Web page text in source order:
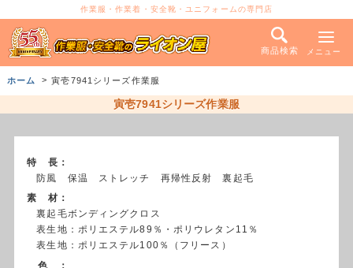
作業服・作業着・安全靴・ユニフォームの専門店
商品検索 メニュー
ホーム 寅壱7941シリーズ作業服
寅壱7941シリーズ作業服
特 長：
防風 保温 ストレッチ 再帰性反射 裏起毛
素 材：
裏起毛ボンディングクロス
表生地：ポリエステル89％・ポリウレタン11％
表生地：ポリエステル100％（フリース）